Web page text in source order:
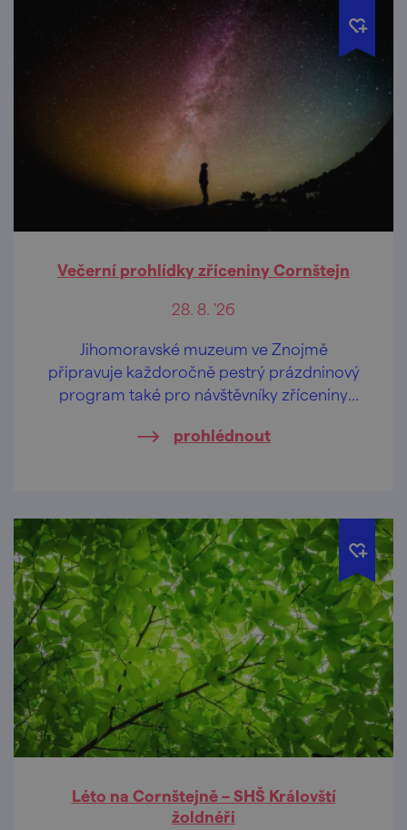
Večerní prohlídky zříceniny Cornštejn
28. 8. '26
Jihomoravské muzeum ve Znojmě
připravuje každoročně pestrý prázdninový
program také pro návštěvníky zříceniny
prohlédnout
Léto na Cornštejně – SHŠ Královští
žoldnéři